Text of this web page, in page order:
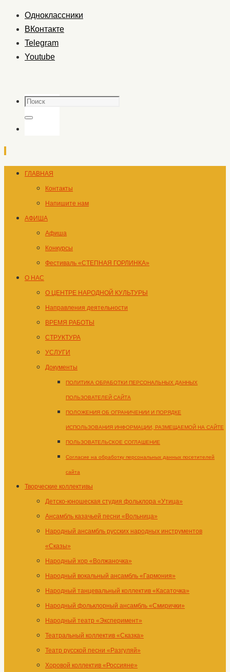
Одноклассники
ВКонтакте
Telegram
Youtube
Поиск
Поиск
Перейти
содержимому
ГЛАВНАЯ
Контакты
Напишите нам
АФИША
Афиша
Конкурсы
Фестиваль «СТЕПНАЯ ГОРЛИНКА»
О НАС
О ЦЕНТРЕ НАРОДНОЙ КУЛЬТУРЫ
Направления деятельности
ВРЕМЯ РАБОТЫ
СТРУКТУРА
УСЛУГИ
Документы
ПОЛИТИКА ОБРАБОТКИ ПЕРСОНАЛЬНЫХ ДАННЫХ
ПОЛЬЗОВАТЕЛЕЙ САЙТА
ПОЛОЖЕНИЯ ОБ ОГРАНИЧЕНИИ И ПОРЯДКЕ
ИСПОЛЬЗОВАНИЯ ИНФОРМАЦИИ, РАЗМЕЩАЕМОЙ НА САЙТЕ
ПОЛЬЗОВАТЕЛЬСКОЕ СОГЛАШЕНИЕ
Согласие на обработку персональных данных посетителей
сайта
Творческие коллективы
Детско-юношеская студия фольклора «Утица»
Ансамбль казачьей песни «Вольница»
Народный ансамбль русских народных инструментов
«Сказы»
Народный хор «Волжаночка»
Народный вокальный ансамбль «Гармония»
Народный танцевальный коллектив «Касаточка»
Народный фольклорный ансамбль «Смирички»
Народный театр «Эксперимент»
Театральный коллектив «Сказка»
Театр русской песни «Разгуляй»
Хоровой коллектив «Россияне»